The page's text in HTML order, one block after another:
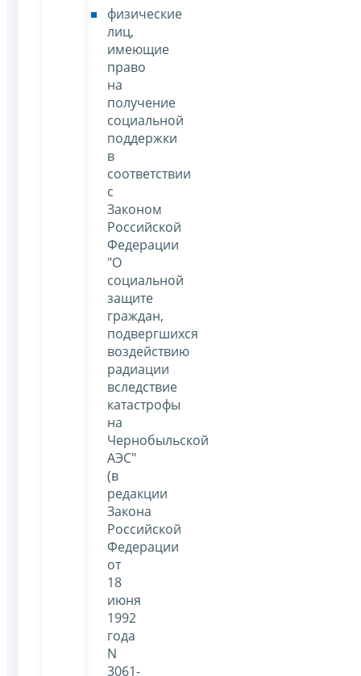
физические
лиц,
имеющие
право
на
получение
социальной
поддержки
в
соответствии
с
Законом
Российской
Федерации
"О
социальной
защите
граждан,
подвергшихся
воздействию
радиации
вследствие
катастрофы
на
Чернобыльской
АЭС"
(в
редакции
Закона
Российской
Федерации
от
18
июня
1992
года
N
3061-